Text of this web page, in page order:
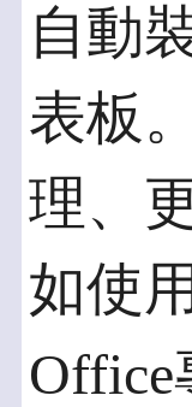
自動
表板
理、
如使